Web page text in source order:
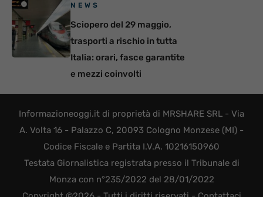
NEWS
Sciopero del 29 maggio,
trasporti a rischio in tutta
Italia: orari, fasce garantite
e mezzi coinvolti
Informazioneoggi.it di proprietà di MRSHARE SRL - Via
A. Volta 16 - Palazzo C, 20093 Cologno Monzese (MI) -
Codice Fiscale e Partita I.V.A. 10216150960
Testata Giornalistica registrata presso il Tribunale di
Monza con n°235/2022 del 28/01/2022